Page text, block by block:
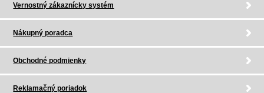
Vernostný zákaznícky systém
Nákupný poradca
Obchodné podmienky
Reklamačný poriadok